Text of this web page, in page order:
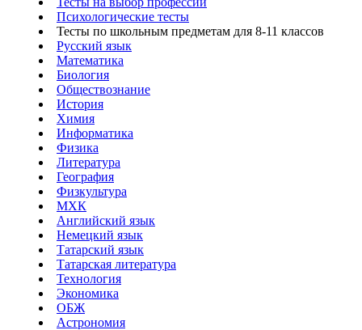
Психологические тесты
Тесты по школьным предметам для 8-11 классов
Русский язык
Математика
Биология
Обществознание
История
Химия
Информатика
Физика
Литература
География
Физкультура
МХК
Английский язык
Немецкий язык
Татарский язык
Татарская литература
Технология
Экономика
ОБЖ
Астрономия